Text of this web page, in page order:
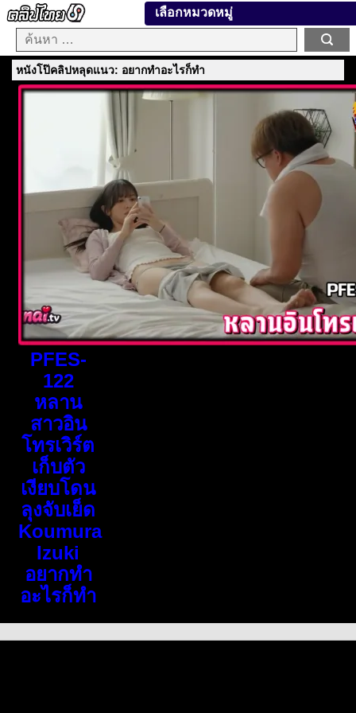
เลือกหมวดหมู่
หนังโป๊คลิปหลุดแนว: อยากทำอะไรก็ทำ
PFES-
122
หลาน
สาวอิน
โทรเวิร์ต
เก็บตัว
เงียบโดน
ลุงจับเย็ด
Koumura
Izuki
อยากทำ
อะไรก็ทำ